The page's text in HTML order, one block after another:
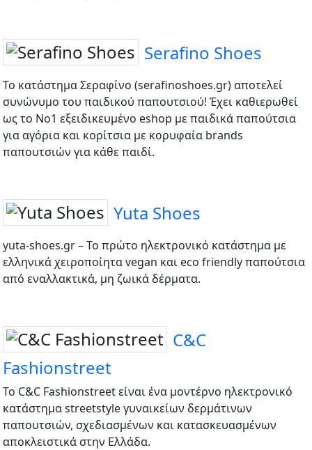
Serafino Shoes
Το κατάστημα Σεραφίνο (serafinoshoes.gr) αποτελεί
συνώνυμο του παιδικού παπουτσιού! Έχει καθιερωθεί
ως το Νο1 εξειδικευμένο eshop με παιδικά παπούτσια
για αγόρια και κορίτσια με κορυφαία brands
παπουτσιών για κάθε παιδί.
Yuta Shoes
yuta-shoes.gr – Το πρώτο ηλεκτρονικό κατάστημα με
ελληνικά χειροποίητα vegan και eco friendly παπούτσια
από εναλλακτικά, μη ζωικά δέρματα.
C&C
Fashionstreet
Το C&C Fashionstreet είναι ένα μοντέρνο ηλεκτρονικό
κατάστημα streetstyle γυναικείων δερμάτινων
παπουτσιών, σχεδιασμένων και κατασκευασμένων
αποκλειστικά στην Ελλάδα.